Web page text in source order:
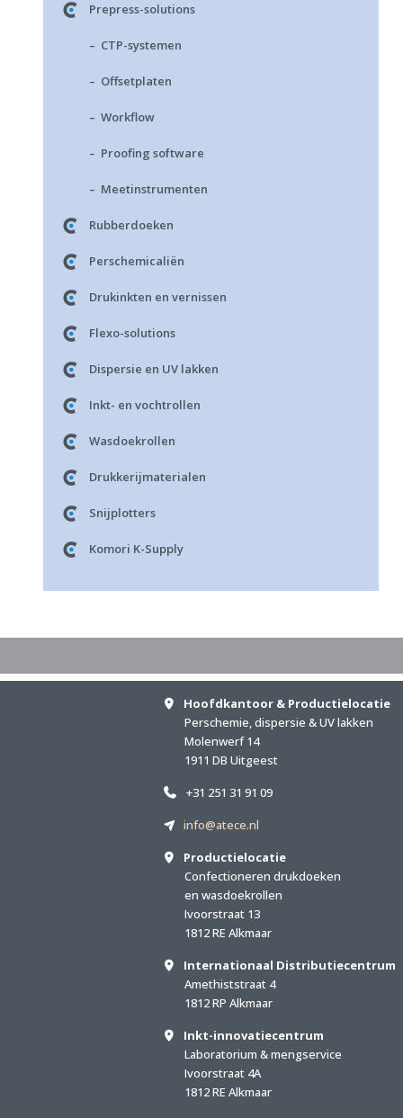
Prepress-solutions
– CTP-systemen
– Offsetplaten
– Workflow
– Proofing software
– Meetinstrumenten
Rubberdoeken
Perschemicaliën
Drukinkten en vernissen
Flexo-solutions
Dispersie en UV lakken
Inkt- en vochtrollen
Wasdoekrollen
Drukkerijmaterialen
Snijplotters
Komori K-Supply
Hoofdkantoor & Productielocatie
Perschemie, dispersie & UV lakken
Molenwerf 14
1911 DB Uitgeest
+31 251 31 91 09
info@atece.nl
Productielocatie
Confectioneren drukdoeken
en wasdoekrollen
Ivoorstraat 13
1812 RE Alkmaar
Internationaal Distributiecentrum
Amethiststraat 4
1812 RP Alkmaar
Inkt-innovatiecentrum
Laboratorium & mengservice
Ivoorstraat 4A
1812 RE Alkmaar